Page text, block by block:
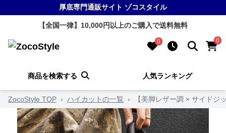
厚底専門通販サイト ゾコスタイル
【全国一律】10,000円以上のご購入で送料無料
0 0
商品を検索する 人気ランキング
ZocoStyle TOP › ハイカットの一覧 › 【美脚レザー調 × サイドジ